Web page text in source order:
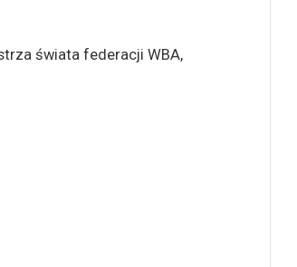
świata federacji WBA,